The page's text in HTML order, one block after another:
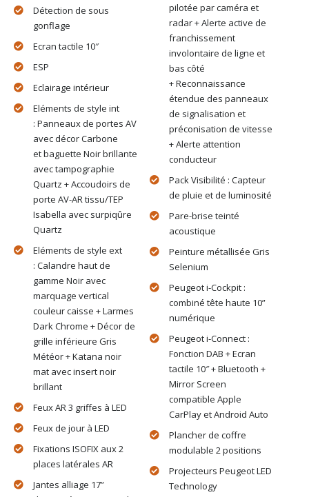
Détection de sous
gonflage
Ecran tactile 10″
ESP
Eclairage intérieur
Eléments de style int
: Panneaux de portes AV
avec décor Carbone
et baguette Noir brillante
avec tampographie
Quartz + Accoudoirs de
porte AV-AR tissu/TEP
Isabella avec surpiqûre
Quartz
Eléments de style ext
: Calandre haut de
gamme Noir avec
marquage vertical
couleur caisse + Larmes
Dark Chrome + Décor de
grille inférieure Gris
Météor + Katana noir
mat avec insert noir
brillant
Feux AR 3 griffes à LED
Feux de jour à LED
Fixations ISOFIX aux 2
places latérales AR
Jantes alliage 17”
pilotée par caméra et
radar + Alerte active de
franchissement
involontaire de ligne et
bas côté
+ Reconnaissance
étendue des panneaux
de signalisation et
préconisation de vitesse
+ Alerte attention
conducteur
Pack Visibilité : Capteur
de pluie et de luminosité
Pare-brise teinté
acoustique
Peinture métallisée Gris
Selenium
Peugeot i-Cockpit :
combiné tête haute 10”
numérique
Peugeot i-Connect :
Fonction DAB + Ecran
tactile 10″ + Bluetooth +
Mirror Screen
compatible Apple
CarPlay et Android Auto
Plancher de coffre
modulable 2 positions
Projecteurs Peugeot LED
Technology